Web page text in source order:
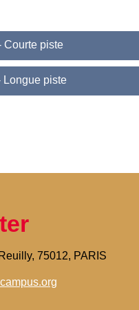
Courte piste
Longue piste
75012, PARIS